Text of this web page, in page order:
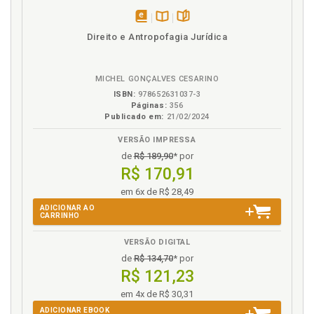
disponívelDisponível
páginas
Direito e Antropofagia Jurídica
MICHEL GONÇALVES CESARINO
ISBN: 978652631037-3
Páginas: 356
Publicado em: 21/02/2024
VERSÃO IMPRESSA
deR$ 189,90* por
R$ 170,91
em 6x de R$ 28,49
ADICIONAR AO
CARRINHO
VERSÃO DIGITAL
deR$ 134,70* por
R$ 121,23
em 4x de R$ 30,31
ADICIONAR EBOOK